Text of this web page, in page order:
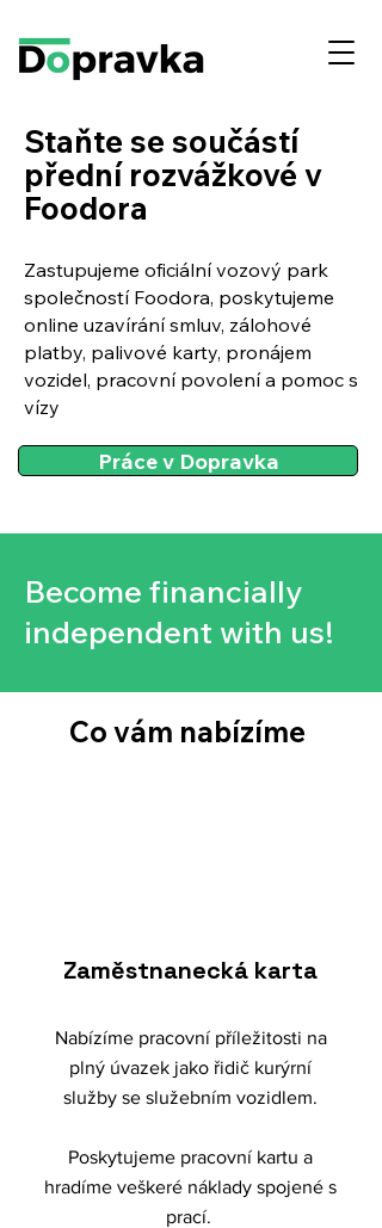
Staňte se součástí
přední rozvážkové v
Foodora
Zastupujeme oficiální vozový park
společností Foodora, poskytujeme
online uzavírání smluv, zálohové
platby, palivové karty, pronájem
vozidel, pracovní povolení a pomoc s
vízy
Práce v Dopravka
Become financially
independent with us!
Co vám nabízíme
Zaměstnanecká karta
Nabízíme pracovní příležitosti na
plný úvazek jako řidič kurýrní
služby se služebním vozidlem.
Poskytujeme pracovní kartu a
hradíme veškeré náklady spojené s
prací.